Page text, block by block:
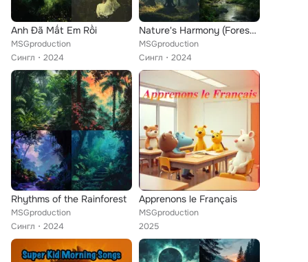
Anh Đã Mất Em Rồi
MSGproduction
Сингл
2024
Nature's Harmony (Forest Meditation Ambience)
MSGproduction
Сингл
2024
Rhythms of the Rainforest
MSGproduction
Сингл
2024
Apprenons le Français
MSGproduction
2025